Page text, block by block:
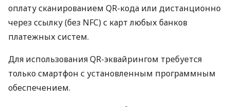
оплату сканированием QR-кода или дистанционно
через ссылку (без NFC) с карт любых банков
платежных систем.
Для использования QR-эквайрингом требуется
только смартфон с установленным программным
обеспечением.